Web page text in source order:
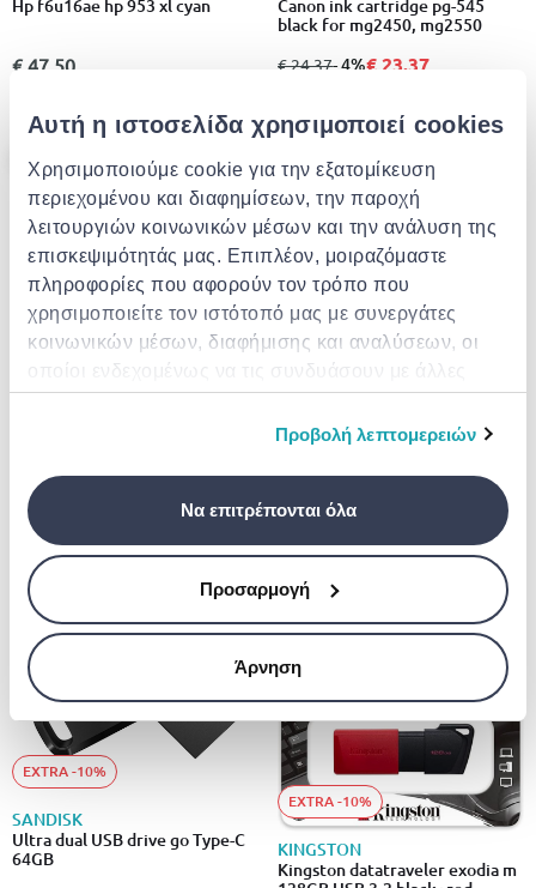
Αυτή η ιστοσελίδα χρησιμοποιεί cookies
Χρησιμοποιούμε cookie για την εξατομίκευση
περιεχομένου και διαφημίσεων, την παροχή
λειτουργιών κοινωνικών μέσων και την ανάλυση της
επισκεψιμότητάς μας. Επιπλέον, μοιραζόμαστε
πληροφορίες που αφορούν τον τρόπο που
χρησιμοποιείτε τον ιστότοπό μας με συνεργάτες
κοινωνικών μέσων, διαφήμισης και αναλύσεων, οι
οποίοι ενδεχομένως να τις συνδυάσουν με άλλες
πληροφορίες που τους έχετε παραχωρήσει ή τις
οποίες έχουν συλλέξει σε σχέση με την από μέρους
Προβολή λεπτομερειών
Να επιτρέπονται όλα
Προσαρμογή
Άρνηση
Hp f6u16ae hp 953 xl cyan
€ 47.50
Canon ink cartridge pg-545
black for mg2450, mg2550
από
€ 24.37σε
- 4%€ 23.37
EXTRA -10%
από
€ 68.51σε
- 13%€ 59.94
EXTRA -10%
Pg-545 black
€ 17.89
EXTRA -10%
SANDISK
Ultra dual USB drive go Type-C
64GB
EXTRA -10%
KINGSTON
Kingston datatraveler exodia m